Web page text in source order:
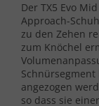
Der TX5 Evo
Approach-
zu den Zehen
zum Knöchel
angezogen
so dass sie